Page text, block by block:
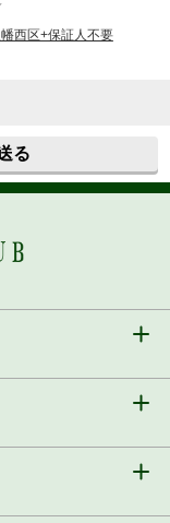
西区+保証人不要
る